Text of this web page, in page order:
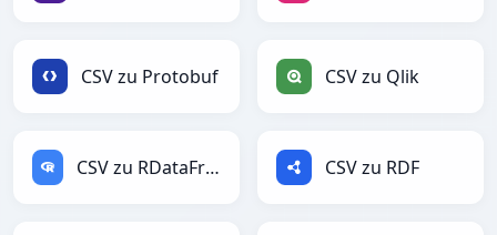
CSV zu Protobuf CSV zu Qlik
CSV zu RDataFrame CSV zu RDF